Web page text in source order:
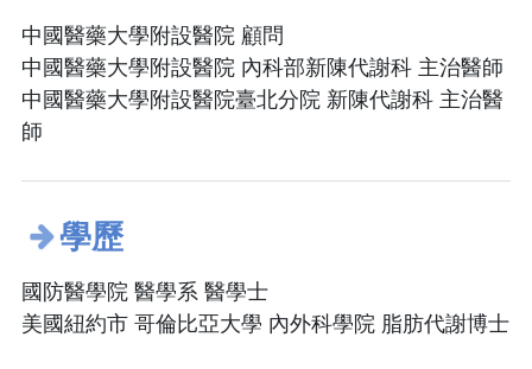
中國醫藥大學附設醫院 顧問
中國醫藥大學附設醫院 內科部新陳代謝科 主治醫師
中國醫藥大學附設醫院臺北分院 新陳代謝科 主治醫
師
學歷
國防醫學院 醫學系 醫學士
美國紐約市 哥倫比亞大學 內外科學院 脂肪代謝博士